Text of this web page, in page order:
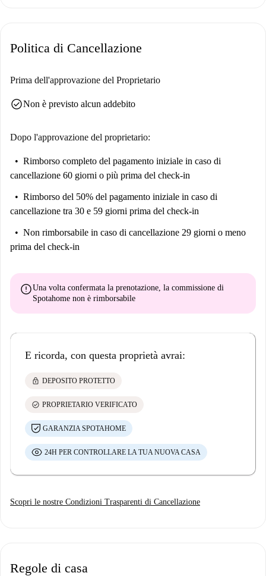
Politica di Cancellazione
Prima dell'approvazione del Proprietario
check_circleNon è previsto alcun addebito
Dopo l'approvazione del proprietario:
Rimborso completo del pagamento iniziale in caso di
cancellazione 60 giorni o più prima del check-in
Rimborso del 50% del pagamento iniziale in caso di
cancellazione tra 30 e 59 giorni prima del check-in
Non rimborsabile in caso di cancellazione 29 giorni o meno
prima del check-in
errorUna volta confermata la prenotazione, la commissione di
Spotahome non è rimborsabile
E ricorda, con questa proprietà avrai:
lock DEPOSITO PROTETTO
check_circle PROPRIETARIO VERIFICATO
GARANZIA SPOTAHOME
24H PER CONTROLLARE LA TUA NUOVA CASA
Scopri le nostre Condizioni Trasparenti di Cancellazione
Regole di casa